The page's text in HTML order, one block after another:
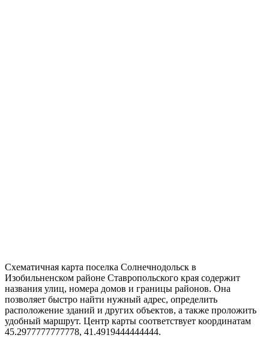
Схематичная карта поселка Солнечнодольск в
Изобильненском районе Ставропольского края содержит
названия улиц, номера домов и границы районов. Она
позволяет быстро найти нужный адрес, определить
расположение зданий и других объектов, а также проложить
удобный маршрут. Центр карты соответствует координатам
45.2977777777778, 41.4919444444444.